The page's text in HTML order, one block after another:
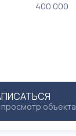
просмотр объекта
400 000